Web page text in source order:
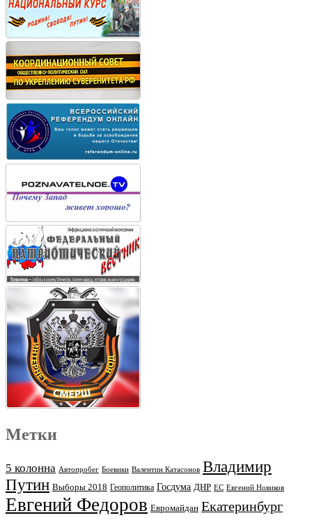
Метки
5 колонна Автопробег Боевики Валентин Катасонов Владимир
Путин Выборы 2018 Геополитика Госдума ДНР ЕС Евгений Новиков
Евгений Федоров Евромайдан Екатеринбург